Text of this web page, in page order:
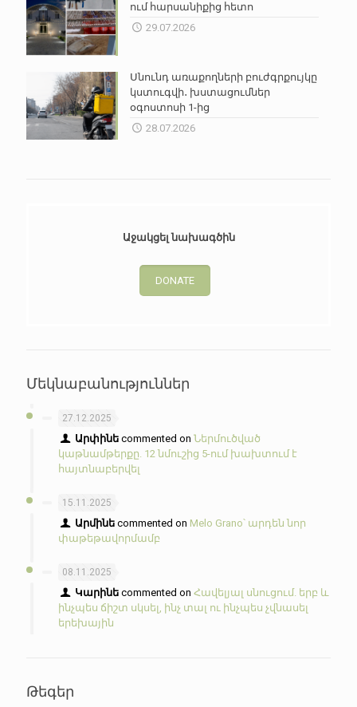
ում հարսանիքից հետո
29.07.2026
Սնունդ առաքողների բուժգրքույկը
կստուգվի․ խստացումներ
օգոստոսի 1-ից
28.07.2026
Աջակցել նախագծին
DONATE
Մեկնաբանություններ
27.12.2025
Արփինե commented onՆերմուծված
կաթնամթերքը. 12 նմուշից 5-ում խախտում է
հայտնաբերվել
15.11.2025
Արմինե commented on Melo Grano՝ արդեն նոր
փաթեթավորմամբ
08.11.2025
Կարինե commented onՀավելյալ սնուցում. երբ և
ինչպես ճիշտ սկսել, ինչ տալ ու ինչպես չվնասել
երեխային
Թեգեր